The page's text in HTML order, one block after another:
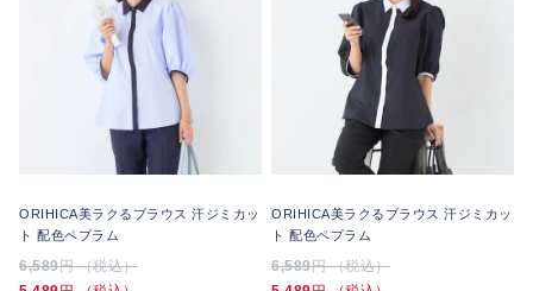
ORIHICA美ラクるブラウス 汗ジミカッ
ト 配色ペプラム
6,589円 （税込）
ORIHICA美ラクるブラウス 汗ジミカッ
ト 配色ペプラム
6,589円 （税込）